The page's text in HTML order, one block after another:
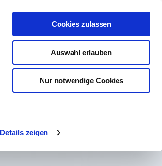
Details zeigen
Cookies zulassen
Auswahl erlauben
Nur notwendige Cookies
BUCHEN SUCHE